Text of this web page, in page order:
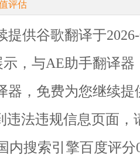
评估
提供谷歌翻译于
，与AE助手翻译
器，免费为您继续提
违法违规信息页面，
内搜索引擎百度评